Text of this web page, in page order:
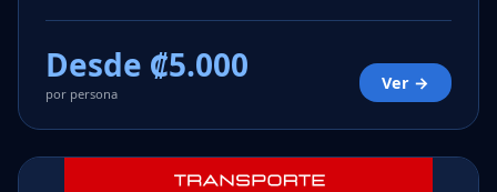
Desde ₡5.000
por persona
Ver →